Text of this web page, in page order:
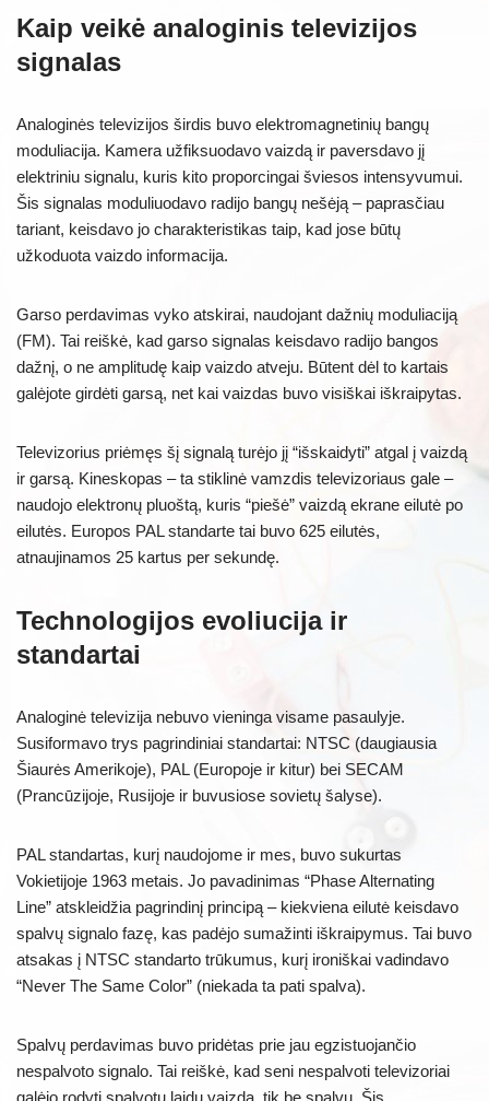
Kaip veikė analoginis televizijos
signalas
Analoginės televizijos širdis buvo elektromagnetinių bangų
moduliacija. Kamera užfiksuodavo vaizdą ir paversdavo jį
elektriniu signalu, kuris kito proporcingai šviesos intensyvumui.
Šis signalas moduliuodavo radijo bangų nešėją – paprasčiau
tariant, keisdavo jo charakteristikas taip, kad jose būtų
užkoduota vaizdo informacija.
Garso perdavimas vyko atskirai, naudojant dažnių moduliaciją
(FM). Tai reiškė, kad garso signalas keisdavo radijo bangos
dažnį, o ne amplitudę kaip vaizdo atveju. Būtent dėl to kartais
galėjote girdėti garsą, net kai vaizdas buvo visiškai iškraipytas.
Televizorius priėmęs šį signalą turėjo jį “išskaidyti” atgal į vaizdą
ir garsą. Kineskopas – ta stiklinė vamzdis televizoriaus gale –
naudojo elektronų pluoštą, kuris “piešė” vaizdą ekrane eilutė po
eilutės. Europos PAL standarte tai buvo 625 eilutės,
atnaujinamos 25 kartus per sekundę.
Technologijos evoliucija ir
standartai
Analoginė televizija nebuvo vieninga visame pasaulyje.
Susiformavo trys pagrindiniai standartai: NTSC (daugiausia
Šiaurės Amerikoje), PAL (Europoje ir kitur) bei SECAM
(Prancūzijoje, Rusijoje ir buvusiose sovietų šalyse).
PAL standartas, kurį naudojome ir mes, buvo sukurtas
Vokietijoje 1963 metais. Jo pavadinimas “Phase Alternating
Line” atskleidžia pagrindinį principą – kiekviena eilutė keisdavo
spalvų signalo fazę, kas padėjo sumažinti iškraipymus. Tai buvo
atsakas į NTSC standarto trūkumus, kurį ironiškai vadindavo
“Never The Same Color” (niekada ta pati spalva).
Spalvų perdavimas buvo pridėtas prie jau egzistuojančio
nespalvoto signalo. Tai reiškė, kad seni nespalvoti televizoriai
galėjo rodyti spalvotų laidų vaizdą, tik be spalvų. Šis